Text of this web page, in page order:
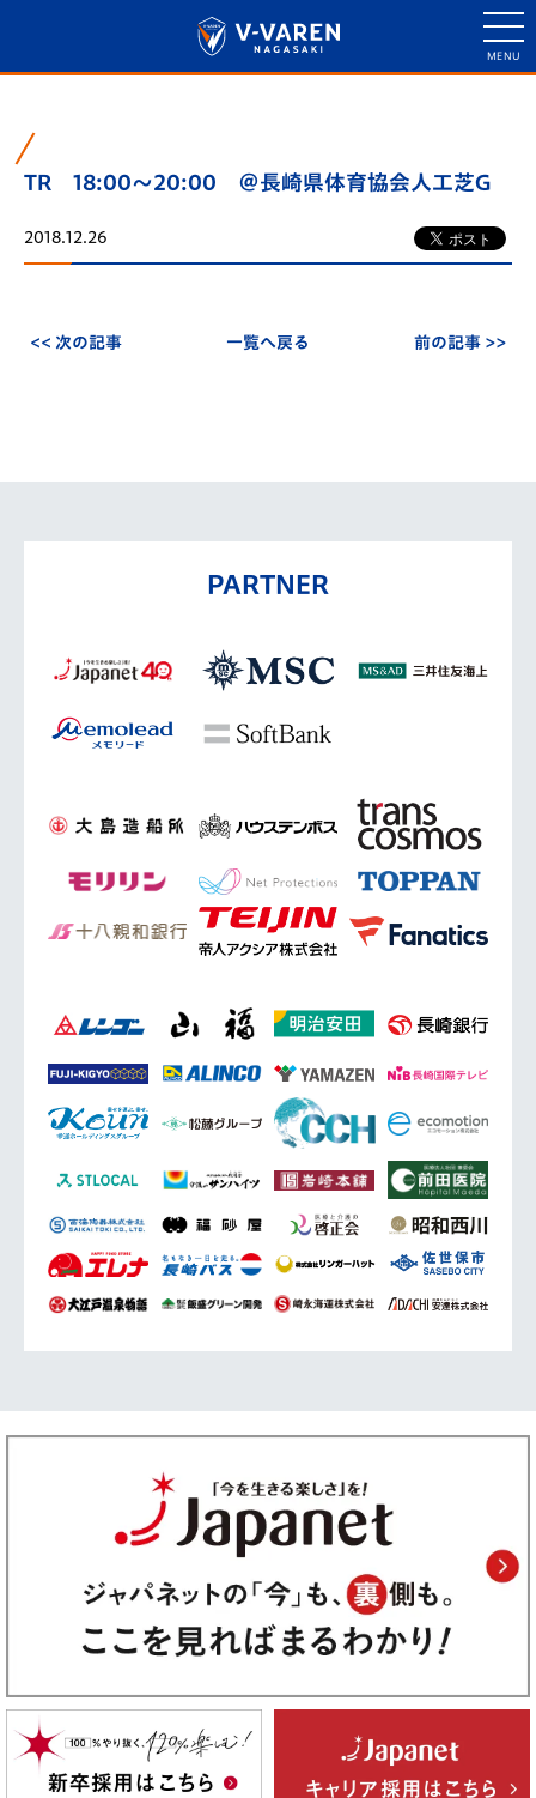
TR 18:00～20:00 ＠長崎県体育協会人工芝G
2018.12.26
<< 次の記事 一覧へ戻る 前の記事 >>
PARTNER